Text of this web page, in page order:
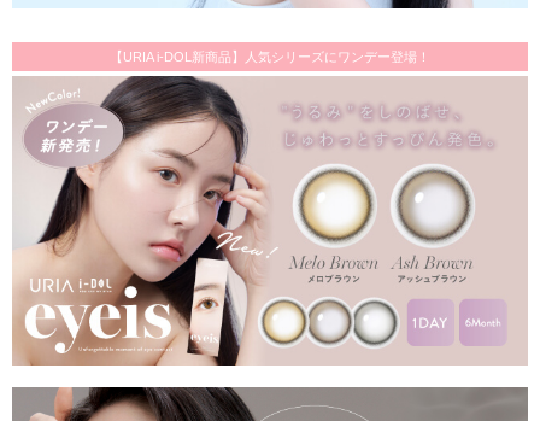
【URIA i-DOL新商品】人気シリーズにワンデー登場！